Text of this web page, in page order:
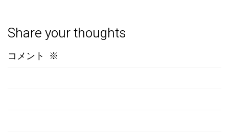
Share your thoughts
コメント ※